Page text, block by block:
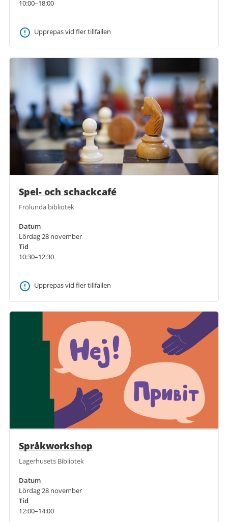
10:00–18:00
Upprepas vid fler tillfällen
Spel- och schackcafé
Frölunda bibliotek
Datum
Lördag 28 november
Tid
10:30–12:30
Upprepas vid fler tillfällen
Språkworkshop
Lagerhusets Bibliotek
Datum
Lördag 28 november
Tid
12:00–14:00